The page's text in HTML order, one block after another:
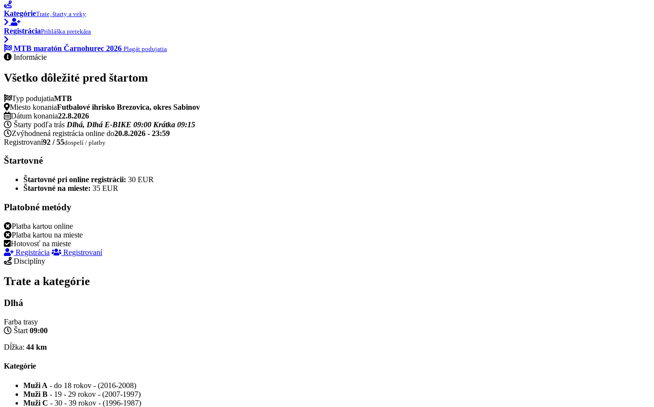
KategórieTrate, štarty a veky
RegistráciaPrihláška pretekára
MTB maratón Čarnohurec 2026 Plagát podujatia
Informácie
Všetko dôležité pred štartom
Typ podujatiaMTB
Miesto konaniaFutbalové ihrisko Brezovica, okres Sabinov
Dátum konania22.8.2026
Štarty podľa trás Dlhá, Dlhá E-BIKE 09:00 Krátka 09:15
Zvýhodnená registrácia online do20.8.2026 - 23:59
Registrovaní92 / 55dospelí / platby
Štartovné
Štartovné pri online registrácii: 30 EUR
Štartovné na mieste: 35 EUR
Platobné metódy
Platba kartou online
Platba kartou na mieste
Hotovosť na mieste
Registrácia
Registrovaní
Disciplíny
Trate a kategórie
Dlhá
Farba trasy
Štart 09:00
Dĺžka: 44 km
Kategórie
Muži A - do 18 rokov - (2016-2008)
Muži B - 19 - 29 rokov - (2007-1997)
Muži C - 30 - 39 rokov - (1996-1987)